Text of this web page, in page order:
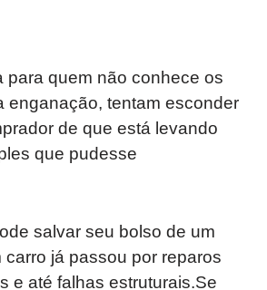
para quem não conhece os
enganação, tentam esconder
de que está levando
que pudesse
salvar seu bolso de um
já passou por reparos
e até falhas estruturais.Se